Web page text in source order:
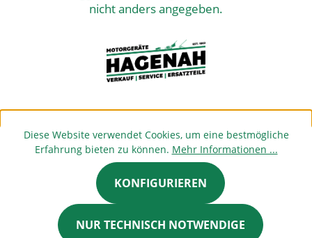
nicht anders angegeben.
Diese Website verwendet Cookies, um eine bestmögliche
Erfahrung bieten zu können. Mehr Informationen ...
NUR TECHNISCH NOTWENDIGE
KONFIGURIEREN